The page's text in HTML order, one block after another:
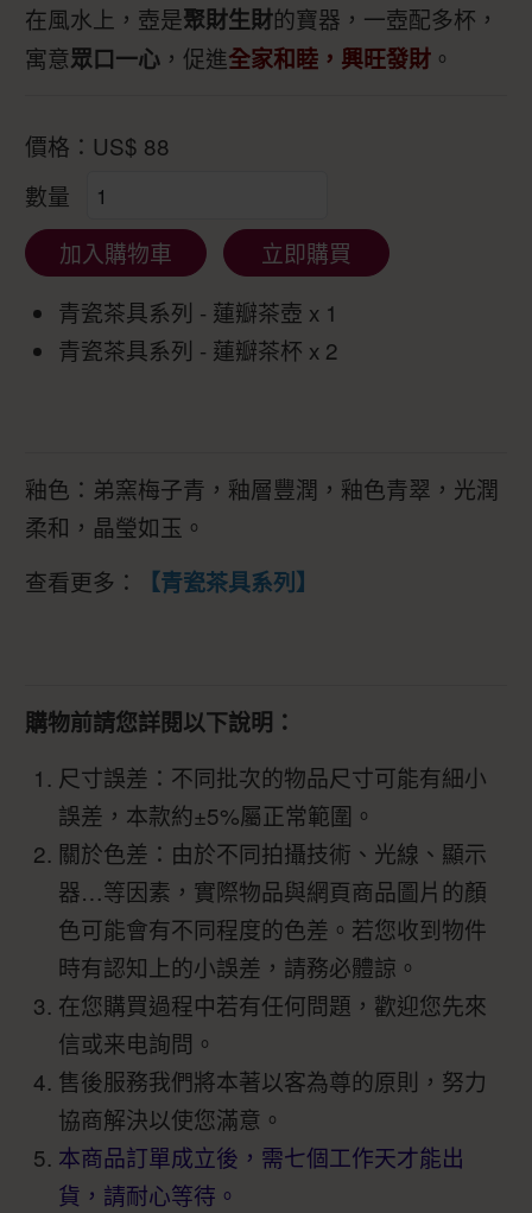
在風水上，壺是聚財生財的寶器，一壺配多杯，
寓意眾口一心 ，促進全家和睦，興旺發財 。
價格： US$ 88
數量
加入購物車
立即購買
青瓷茶具系列 - 蓮瓣茶壺 x 1
青瓷茶具系列 - 蓮瓣茶杯 x 2
釉色：弟窯梅子青，釉層豐潤，釉色青翠，光潤
柔和，晶瑩如玉。
查看更多：
【青瓷茶具系列】
購物前請您詳閱以下說明：
尺寸誤差：不同批次的物品尺寸可能有細小
誤差，本款約±5%屬正常範圍。
關於色差：由於不同拍攝技術、光線、顯示
器…等因素，實際物品與網頁商品圖片的顏
色可能會有不同程度的色差。若您收到物件
時有認知上的小誤差，請務必體諒。
在您購買過程中若有任何問題，歡迎您先來
信或来电詢問。
售後服務我們將本著以客為尊的原則，努力
協商解決以使您滿意。
本商品訂單成立後，需七個工作天才能出
貨，請耐心等待。